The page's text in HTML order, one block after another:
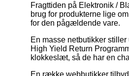
Fragttiden på Elektronik /
brug for produkterne lige
for den pågældende vare.
En masse netbutikker
High Yield Return
klokkeslæt, så de har en
En række webbutikker